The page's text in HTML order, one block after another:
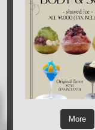
More